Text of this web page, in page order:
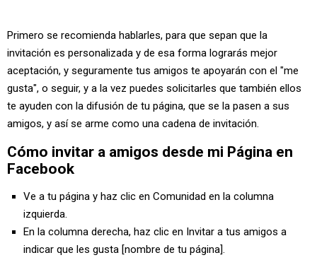
Primero se recomienda hablarles, para que sepan que la
invitación es personalizada y de esa forma lograrás mejor
aceptación, y seguramente tus amigos te apoyarán con el "me
gusta", o seguir, y a la vez puedes solicitarles que también ellos
te ayuden con la difusión de tu página, que se la pasen a sus
amigos, y así se arme como una cadena de invitación.
Cómo invitar a amigos desde mi Página en
Facebook
Ve a tu página y haz clic en Comunidad en la columna
izquierda.
En la columna derecha, haz clic en Invitar a tus amigos a
indicar que les gusta [nombre de tu página].